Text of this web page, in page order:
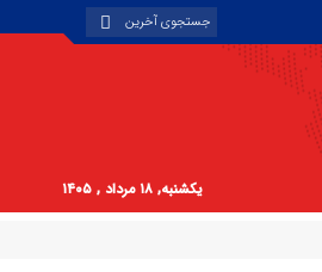
یکشنبه, ۱۸ مرداد , ۱۴۰۵